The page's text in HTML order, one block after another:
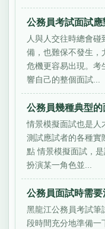
公務員考試面試
人與人交往時總會
備，也難保不發生，
危機更容易出現。考
響自己的整個面試...
公務員幾種典型
情景模擬面試也是人
測試應試者的各種實
點 情景模擬面試，
扮演某一角色並...
公務員面試時需
黑龍江公務員考試筆
段時間充分地準備一